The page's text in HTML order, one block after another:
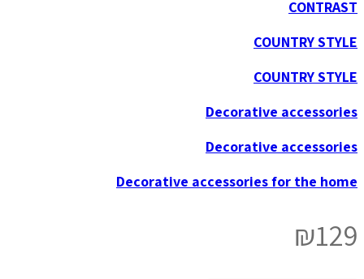
CONTRAST
COUNTRY STYLE
COUNTRY STYLE
Decorative accessories
Decorative accessories
Decorative accessories for the home
₪129